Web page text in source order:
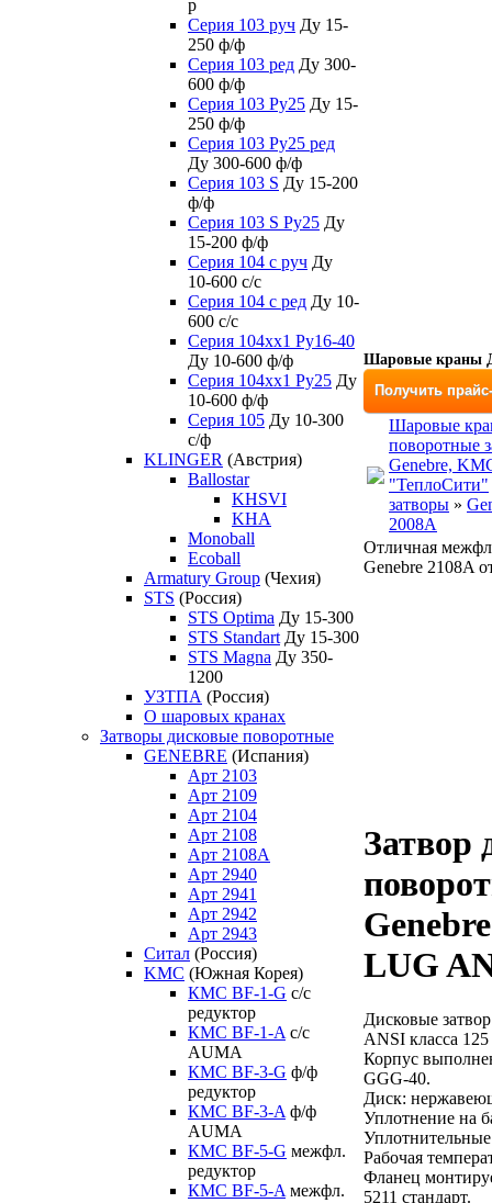
р
Серия 103 руч Ду 15-
250 ф/ф
Серия 103 ред Ду 300-
600 ф/ф
Серия 103 Ру25 Ду 15-
250 ф/ф
Серия 103 Ру25 ред
Ду 300-600 ф/ф
Серия 103 S Ду 15-200
ф/ф
Серия 103 S Ру25 Ду
15-200 ф/ф
Серия 104 с руч Ду
10-600 с/с
Серия 104 с ред Ду 10-
600 с/с
Серия 104xx1 Ру16-40
Ду 10-600 ф/ф
Серия 104xx1 Ру25 Ду
10-600 ф/ф
Серия 105 Ду 10-300
с/ф
KLINGER (Австрия)
Ballostar
KHSVI
KHA
Monoball
Ecoball
Armatury Group (Чехия)
STS (Россия)
STS Optima Ду 15-300
STS Standart Ду 15-300
STS Magna Ду 350-
1200
УЗТПА (Россия)
О шаровых кранах
Затворы дисковые поворотные
GENEBRE (Испания)
Арт 2103
Арт 2109
Арт 2104
Арт 2108
Арт 2108A
Арт 2940
Арт 2941
Арт 2942
Арт 2943
Ситал (Россия)
KMC (Южная Корея)
КМС BF-1-G с/с
редуктор
КМС BF-1-A с/с
AUMA
КМС BF-3-G ф/ф
редуктор
КМС BF-3-A ф/ф
AUMA
КМС BF-5-G межфл.
редуктор
КМС BF-5-A межфл.
Шаровые краны
Получить
Шаровые
поворотные
Genebre,
"ТеплоСити"
затворы »
2008А
Отличная
Genebre 2108A
Затвор
LUG
Дисковые
ANSI класса
Корпус
GGG-40.
Диск:
Уплотнение на
Рабочая
Фланец
5211 стандарт.